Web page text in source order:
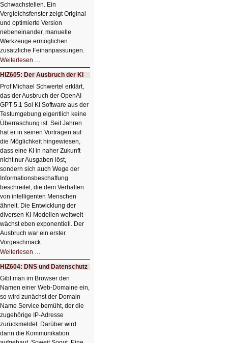
Schwachstellen. Ein
Vergleichsfenster zeigt Original
und optimierte Version
nebeneinander, manuelle
Werkzeuge ermöglichen
zusätzliche Feinanpassungen.
Weiterlesen …
Bildverschönerung
mit
einem
Klick
HIZ606:
Bildverschönerung
mit
einem
Klick
HIZ605: Der Ausbruch der KI
Prof Michael Schwertel erklärt,
das der Ausbruch der OpenAI
GPT 5.1 Sol KI Software aus der
Testumgebung eigentlich keine
Überraschung ist. Seit Jahren
hat er in seinen Vorträgen auf
die Möglichkeit hingewiesen,
dass eine KI in naher Zukunft
nicht nur Ausgaben löst,
sondern sich auch Wege der
Informationsbeschaffung
beschreitet, die dem Verhalten
von intelligenten Menschen
ähnelt. Die Entwicklung der
diversen KI-Modellen weltweit
wächst eben exponentiell. Der
Ausbruch war ein erster
Vorgeschmack.
Weiterlesen …
Der
Ausbruch
der
KI
HIZ604: DNS und Datenschutz
Gibt man im Browser den
Namen einer Web-Domaine ein,
so wird zunächst der Domain
Name Service bemüht, der die
zugehörige IP-Adresse
zurückmeldet. Darüber wird
dann die Kommunikation